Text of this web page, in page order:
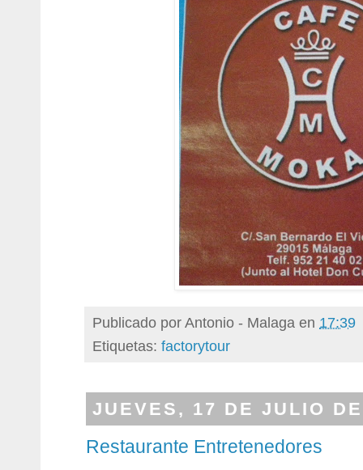
Publicado porAntonio - Malaga en 17:39
Etiquetas: factorytour
JUEVES, 17 DE JULIO
Restaurante Entretenedores